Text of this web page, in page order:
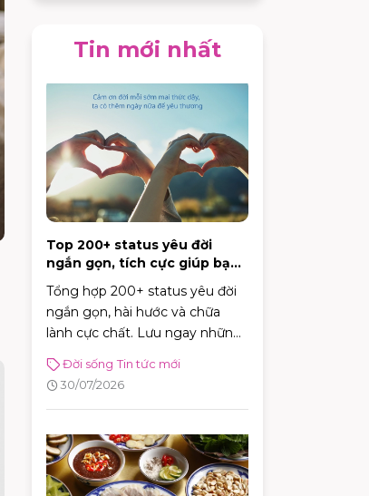
Tin mới nhất
Top 200+ status yêu đời
ngắn gọn, tích cực giúp bạn
vui vẻ mỗi ngày
Tổng hợp 200+ status yêu đời
ngắn gọn, hài hước và chữa
lành cực chất. Lưu ngay những
và tràn đầy năng lượng mỗi
ngày!
Đời sống Tin tức mới
30/07/2026